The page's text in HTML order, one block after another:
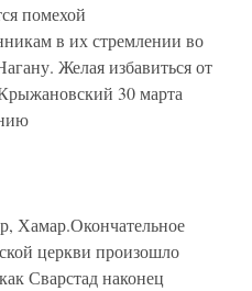
помехой
в их стремлении во
Желая избавиться от
30 марта
Хамар.Окончательное
церкви произошло
Сварстад наконец